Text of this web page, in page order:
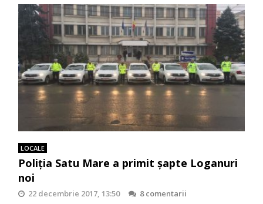
LOCALE
Poliţia Satu Mare a primit şapte Loganuri
noi
22 decembrie 2017, 13:50
8 comentarii